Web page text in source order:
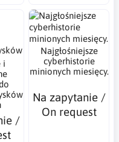
i
/
Najgłośniejsze
cyberhistorie
minionych miesięcy.
Na zapytanie /
On request